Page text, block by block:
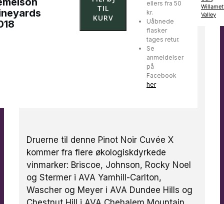
Lemelson
2018
TIL
KURV
ellers fra 50
kr.
Uåbnede
flasker
tages retur.
Se
anmeldelser
på
Facebook
her
Valley
Druerne til denne Pinot Noir Cuvée X
kommer fra flere økologiskdyrkede
vinmarker: Briscoe, Johnson, Rocky Noel
og Stermer i AVA Yamhill-Carlton,
Wascher og Meyer i AVA Dundee Hills og